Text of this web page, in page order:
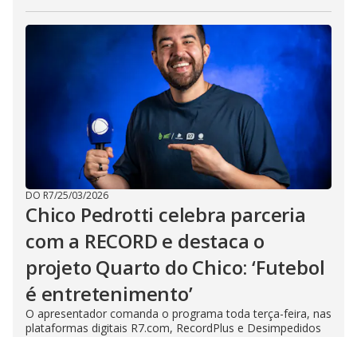
DO R7/25/03/2026
Chico Pedrotti celebra parceria
com a RECORD e destaca o
projeto Quarto do Chico: ‘Futebol
é entretenimento’
O apresentador comanda o programa toda terça-feira, nas
plataformas digitais R7.com, RecordPlus e Desimpedidos